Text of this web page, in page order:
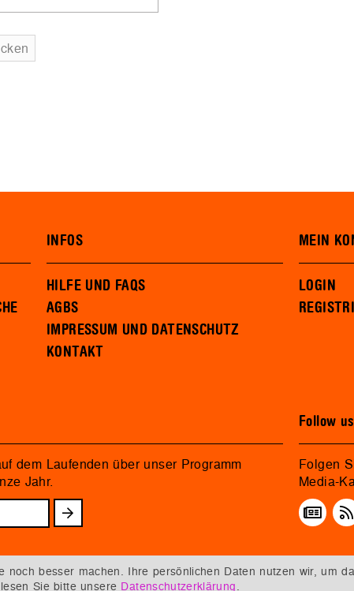
INFOS
HILFE UND FAQS
AGBS
IMPRESSUM UND DATENSCHUTZ
KONTAKT
MEIN
LOGIN
dem Laufenden über unser Programm
Jahr.
Follow us
Folgen
Media-
noch besser machen. Ihre persönlichen Daten nutzen wir, um
Sie bitte unsere Datenschutzerklärung.